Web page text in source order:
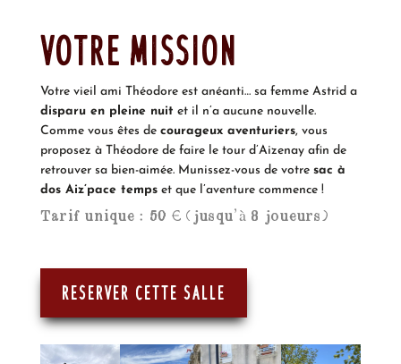
Votre mission
Votre vieil ami Théodore est anéanti… sa femme Astrid a
disparu en pleine nuit et il n’a aucune nouvelle.
Comme vous êtes de courageux aventuriers, vous
proposez à Théodore de faire le tour d’Aizenay afin de
retrouver sa bien-aimée. Munissez-vous de votre sac à
dos Aiz’pace tempset que l’aventure commence !
Tarif unique : 50 € (jusqu’à 8 joueurs)
Reserver cette salle